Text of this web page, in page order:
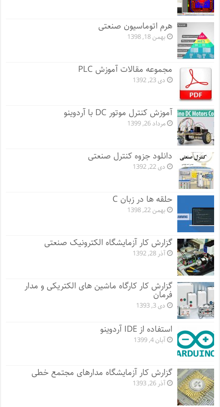
هرم اتوماسیون صنعتی
بهمن 18, 1398
مجموعه مقالات آموزش PLC
دی 23, 1392
آموزش کنترل موتور DC با آردوینو
مرداد 26, 1399
دانلود جزوه کنترل صنعتی
دی 22, 1392
حلقه ها در زبان C
بهمن 22, 1398
گزارش کار آزمایشگاه الکترونیک صنعتی
آذر 28, 1392
گزارش کار کارگاه ماشین های الکتریکی و مدار
فرمان
دی 3, 1393
استفاده از IDE آردوینو
آبان 4, 1399
گزارش کار آزمایشگاه مدارهای مجتمع خطی
آذر 26, 1393